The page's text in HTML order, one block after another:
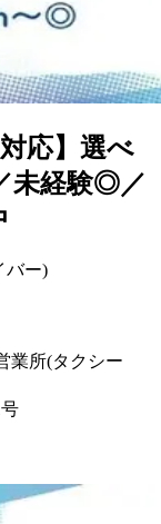
応】選べ
未経験◎／
バー)
業所(タクシー